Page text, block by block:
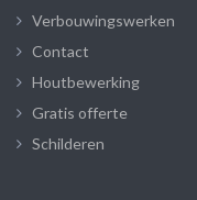
Verbouwingswerken
Contact
Houtbewerking
Gratis offerte
Schilderen